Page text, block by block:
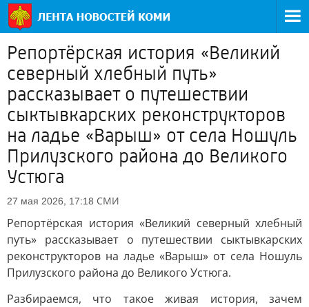
Репортёрская история «Великий
северный хлебный путь»
рассказывает о путешествии
сыктывкарских реконструкторов
на ладье «Варыш» от села Ношуль
Прилузского района до Великого
Устюга
27 мая 2026, 17:18 СМИ
Репортёрская история «Великий северный хлебный
путь» рассказывает о путешествии сыктывкарских
реконструкторов на ладье «Варыш» от села Ношуль
Прилузского района до Великого Устюга.
Разбираемся, что такое живая история, зачем